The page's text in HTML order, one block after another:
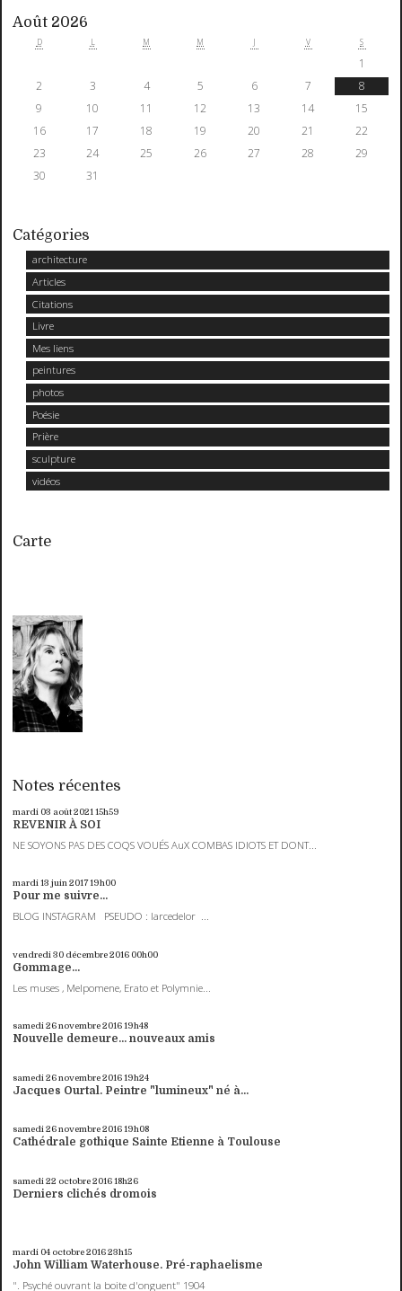
Août 2026
D L M M V S
1
2
3 4 5 6 7
8
9
10 11 12 13 14
15
16
17 18 19 20 21
22
23
24 25 26 27 28
29
30
31
Catégories
architecture
Articles
Citations
Livre
Mes liens
peintures
photos
Poésie
Prière
sculpture
vidéos
Carte
Notes récentes
mardi 03 août 2021 15h59
REVENIR À SOI
NE SOYONS PAS DES COQS VOUÉS AuX COMBAS IDIOTS ET DONT...
mardi 13 juin 201719h00
Pour me suivre...
BLOG INSTAGRAM PSEUDO : larcedelor ...
vendredi 30 décembre 2016 00h00
Gommage...
Les muses , Melpomene, Erato et Polymnie...
samedi 26novembre 201619h48
Nouvelle demeure... nouveaux amis
samedi 26novembre 201619h24
Jacques Ourtal. Peintre "lumineux" né à...
samedi 26novembre 201619h08
Cathédrale gothique Sainte Etienne à Toulouse
samedi 22 octobre 201618h26
Derniers clichés dromois
mardi 04 octobre 201623h15
John William Waterhouse. Pré-raphaelisme
". Psyché ouvrant la boite d'onguent" 1904